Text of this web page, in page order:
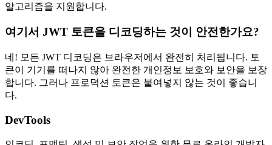
알고리즘을 지원합니다.
여기서 JWT 토큰을 디코딩하는 것이 안전한가요?
네! 모든 JWT 디코딩은 브라우저에서 완전히 처리됩니다. 토
큰이 기기를 떠나지 않아 완전한 개인정보 보호와 보안을 보장
합니다. 그러나 프로덕션 토큰은 붙여넣지 않는 것이 좋습니
다.
DevTools